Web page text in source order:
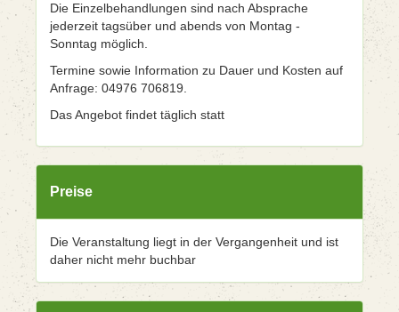
Die Einzelbehandlungen sind nach Absprache
jederzeit tagsüber und abends von Montag -
Sonntag möglich.
Termine sowie Information zu Dauer und Kosten auf
Anfrage: 04976 706819.
Das Angebot findet täglich statt
Preise
Die Veranstaltung liegt in der Vergangenheit und ist
daher nicht mehr buchbar